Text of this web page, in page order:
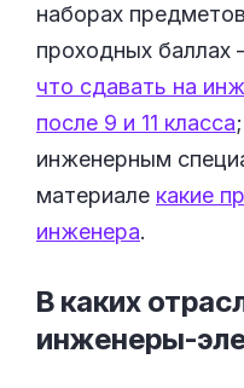
наборах
проходных
что сдавать на
после 9 и 11 класса
инженерным
материале какие
инженера.
В каких
инженеры-